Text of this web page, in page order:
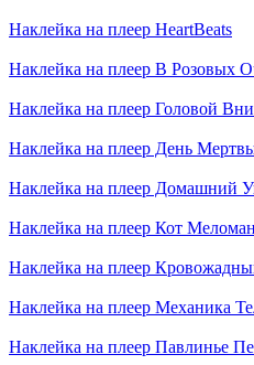
Наклейка на плеер HeartBeats
Наклейка на плеер В Розовых
Наклейка на плеер Головой
Наклейка на плеер День
Наклейка на плеер Домашний
Наклейка на плеер Кот Меломан
Наклейка на плеер
Наклейка на плеер Механика
Наклейка на плеер Павлинье